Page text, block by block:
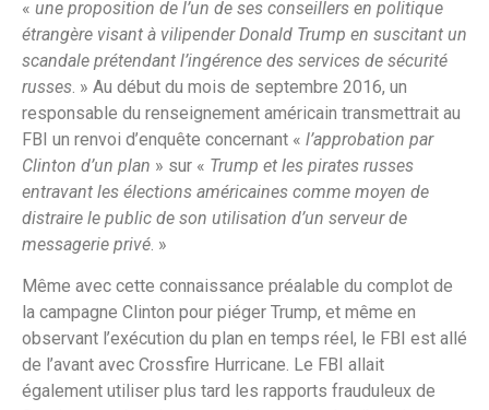
« une proposition de l’un de ses conseillers en politique
étrangère visant à vilipender Donald Trump en suscitant un
scandale prétendant l’ingérence des services de sécurité
russes. » Au début du mois de septembre 2016, un
responsable du renseignement américain transmettrait au
FBI un renvoi d’enquête concernant « l’approbation par
Clinton d’un plan » sur « Trump et les pirates russes
entravant les élections américaines comme moyen de
distraire le public de son utilisation d’un serveur de
messagerie privé. »
Même avec cette connaissance préalable du complot de
la campagne Clinton pour piéger Trump, et même en
observant l’exécution du plan en temps réel, le FBI est allé
de l’avant avec Crossfire Hurricane. Le FBI allait
également utiliser plus tard les rapports frauduleux de